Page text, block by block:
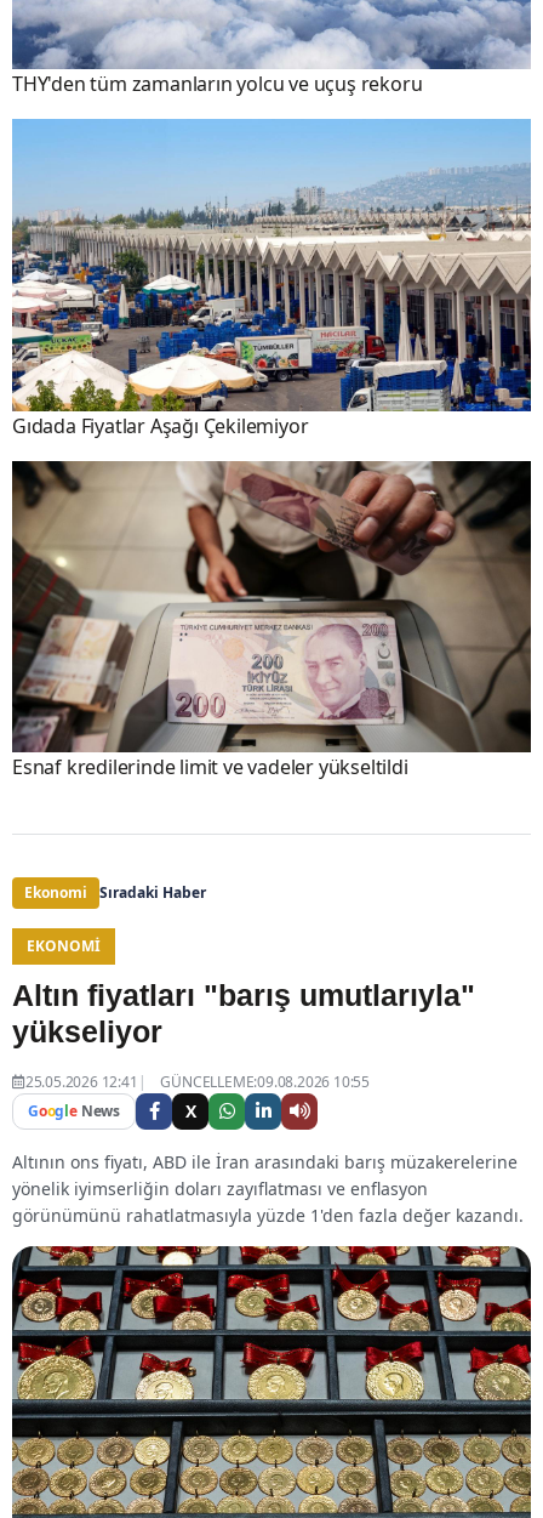
THY'den tüm zamanların yolcu ve uçuş rekoru
Gıdada Fiyatlar Aşağı Çekilemiyor
Esnaf kredilerinde limit ve vadeler yükseltildi
Ekonomi Sıradaki Haber
EKONOMI
Altın fiyatları "barış umutlarıyla"
yükseliyor
25.05.2026 12:41
GÜNCELLEME:09.08.2026 10:55
Google News X
Altının ons fiyatı, ABD ile İran arasındaki barış müzakerelerine
yönelik iyimserliğin doları zayıflatması ve enflasyon
görünümünü rahatlatmasıyla yüzde 1'den fazla değer kazandı.